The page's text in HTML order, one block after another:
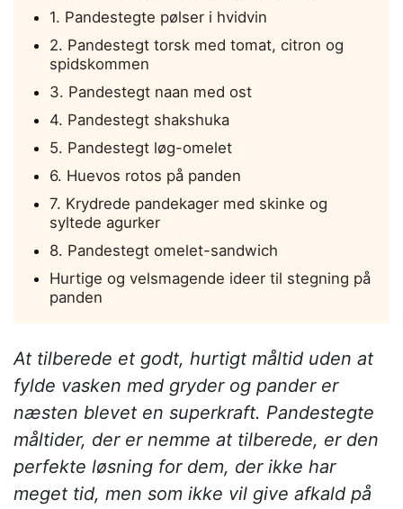
1. Pandestegte pølser i hvidvin
2. Pandestegt torsk med tomat, citron og
spidskommen
3. Pandestegt naan med ost
4. Pandestegt shakshuka
5. Pandestegt løg-omelet
6. Huevos rotos på panden
7. Krydrede pandekager med skinke og
syltede agurker
8. Pandestegt omelet-sandwich
Hurtige og velsmagende ideer til stegning på
panden
At tilberede et godt, hurtigt måltid uden at
fylde vasken med gryder og pander er
næsten blevet en superkraft. Pandestegte
måltider, der er nemme at tilberede, er den
perfekte løsning for dem, der ikke har
meget tid, men som ikke vil give afkald på